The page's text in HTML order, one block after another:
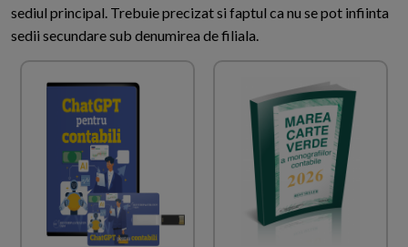
sediul principal. Trebuie precizat si faptul ca nu se pot infiinta
sedii secundare sub denumirea de filiala.